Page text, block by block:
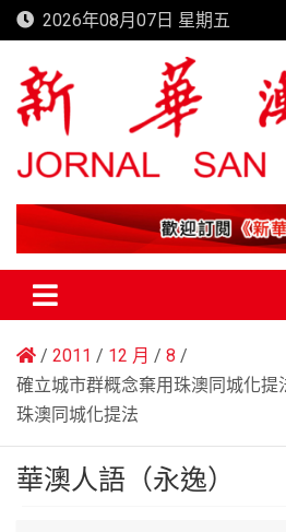
Skip
to
content
2026年08月07日 星期五
新華澳報
2011 12 月
8
確立城市群概念棄用珠澳同城化提
珠澳同城化提法
華澳人語（永逸）